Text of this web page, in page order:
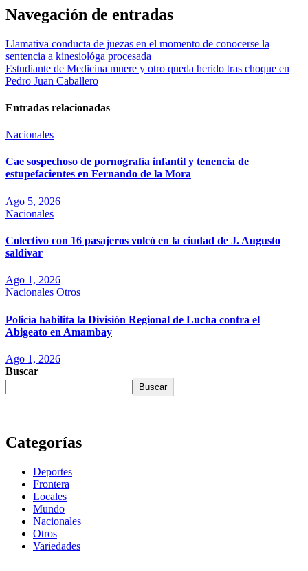
Navegación de entradas
Llamativa conducta de juezas en el momento de conocerse la
sentencia a kinesiológa procesada
Estudiante de Medicina muere y otro queda herido tras choque en
Pedro Juan Caballero
Entradas relacionadas
Nacionales
Cae sospechoso de pornografía infantil y tenencia de
estupefacientes en Fernando de la Mora
Ago 5, 2026
Nacionales
Colectivo con 16 pasajeros volcó en la ciudad de J. Augusto
saldivar
Ago 1, 2026
Nacionales Otros
Policía habilita la División Regional de Lucha contra el
Abigeato en Amambay
Ago 1, 2026
Buscar
Buscar
Categorías
Deportes
Frontera
Locales
Mundo
Nacionales
Otros
Variedades